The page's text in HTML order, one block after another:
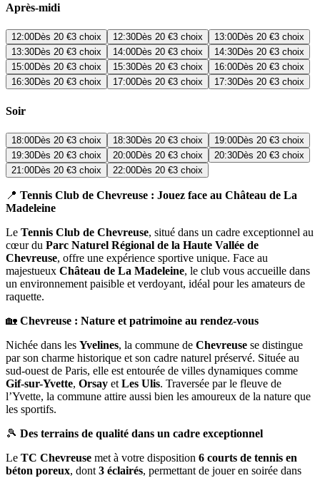
Après-midi
12:00Dès 20 €3 choix 12:30Dès 20 €3 choix 13:00Dès 20 €3 choix
13:30Dès 20 €3 choix 14:00Dès 20 €3 choix 14:30Dès 20 €3 choix
15:00Dès 20 €3 choix 15:30Dès 20 €3 choix 16:00Dès 20 €3 choix
16:30Dès 20 €3 choix 17:00Dès 20 €3 choix 17:30Dès 20 €3 choix
Soir
18:00Dès 20 €3 choix 18:30Dès 20 €3 choix 19:00Dès 20 €3 choix
19:30Dès 20 €3 choix 20:00Dès 20 €3 choix 20:30Dès 20 €3 choix
21:00Dès 20 €3 choix 22:00Dès 20 €3 choix
📍 Tennis Club de Chevreuse : Jouez face au Château de La
Madeleine
Le Tennis Club de Chevreuse, situé dans un cadre exceptionnel au
cœur du Parc Naturel Régional de la Haute Vallée de
Chevreuse, offre une expérience sportive unique. Face au
majestueux Château de La Madeleine, le club vous accueille dans
un environnement paisible et verdoyant, idéal pour les amateurs de
raquette.
🏡 Chevreuse : Nature et patrimoine au rendez-vous
Nichée dans les Yvelines, la commune de Chevreuse se distingue
par son charme historique et son cadre naturel préservé. Située au
sud-ouest de Paris, elle est entourée de villes dynamiques comme
Gif-sur-Yvette, Orsay et Les Ulis. Traversée par le fleuve de
l’Yvette, la commune attire aussi bien les amoureux de la nature que
les sportifs.
🎾 Des terrains de qualité dans un cadre exceptionnel
Le TC Chevreuse met à votre disposition 6 courts de tennis en
béton poreux, dont 3 éclairés, permettant de jouer en soirée dans